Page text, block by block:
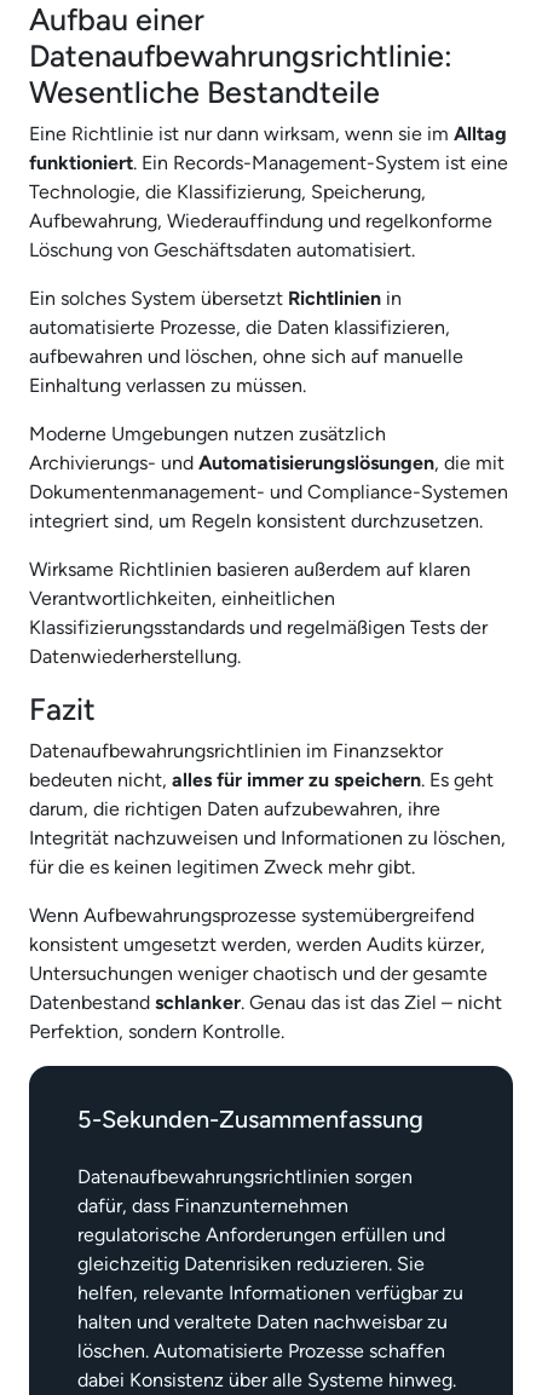
Aufbau einer
Datenaufbewahrungsrichtlinie:
Wesentliche Bestandteile
Eine Richtlinie ist nur dann wirksam, wenn sie im Alltag
funktioniert. Ein Records-Management-System ist eine
Technologie, die Klassifizierung, Speicherung,
Aufbewahrung, Wiederauffindung und regelkonforme
Löschung von Geschäftsdaten automatisiert.
Ein solches System übersetzt Richtlinien in
automatisierte Prozesse, die Daten klassifizieren,
aufbewahren und löschen, ohne sich auf manuelle
Einhaltung verlassen zu müssen.
Moderne Umgebungen nutzen zusätzlich
Archivierungs- und Automatisierungslösungen, die mit
Dokumentenmanagement- und Compliance-Systemen
integriert sind, um Regeln konsistent durchzusetzen.
Wirksame Richtlinien basieren außerdem auf klaren
Verantwortlichkeiten, einheitlichen
Klassifizierungsstandards und regelmäßigen Tests der
Datenwiederherstellung.
Fazit
Datenaufbewahrungsrichtlinien im Finanzsektor
bedeuten nicht, alles für immer zu speichern. Es geht
darum, die richtigen Daten aufzubewahren, ihre
Integrität nachzuweisen und Informationen zu löschen,
für die es keinen legitimen Zweck mehr gibt.
Wenn Aufbewahrungsprozesse systemübergreifend
konsistent umgesetzt werden, werden Audits kürzer,
Untersuchungen weniger chaotisch und der gesamte
Datenbestand schlanker. Genau das ist das Ziel – nicht
Perfektion, sondern Kontrolle.
5-Sekunden-Zusammenfassung
Datenaufbewahrungsrichtlinien sorgen
dafür, dass Finanzunternehmen
regulatorische Anforderungen erfüllen und
gleichzeitig Datenrisiken reduzieren. Sie
helfen, relevante Informationen verfügbar zu
halten und veraltete Daten nachweisbar zu
löschen. Automatisierte Prozesse schaffen
dabei Konsistenz über alle Systeme hinweg.